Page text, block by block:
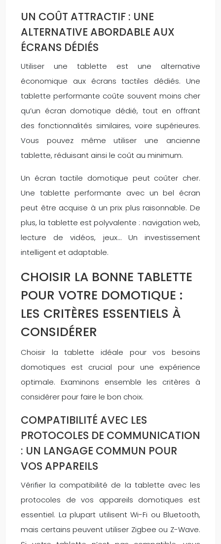
UN COÛT ATTRACTIF : UNE
ALTERNATIVE ABORDABLE AUX
ÉCRANS DÉDIÉS
Utiliser une tablette est une alternative
économique aux écrans tactiles dédiés. Une
tablette performante coûte souvent moins cher
qu’un écran domotique dédié, tout en offrant
des fonctionnalités similaires, voire supérieures.
Vous pouvez même utiliser une ancienne
tablette, réduisant ainsi le coût au minimum.
Un écran tactile domotique peut coûter cher.
Une tablette performante avec un bel écran
peut être acquise à un prix plus raisonnable. De
plus, la tablette est polyvalente : navigation web,
lecture de vidéos, jeux… Un investissement
intelligent et adaptable.
CHOISIR LA BONNE TABLETTE
POUR VOTRE DOMOTIQUE :
LES CRITÈRES ESSENTIELS À
CONSIDÉRER
Choisir la tablette idéale pour vos besoins
domotiques est crucial pour une expérience
optimale. Examinons ensemble les critères à
considérer pour faire le bon choix.
COMPATIBILITÉ AVEC LES
PROTOCOLES DE COMMUNICATION
: UN LANGAGE COMMUN POUR
VOS APPAREILS
Vérifier la compatibilité de la tablette avec les
protocoles de vos appareils domotiques est
essentiel. La plupart utilisent Wi-Fi ou Bluetooth,
mais certains peuvent utiliser Zigbee ou Z-Wave.